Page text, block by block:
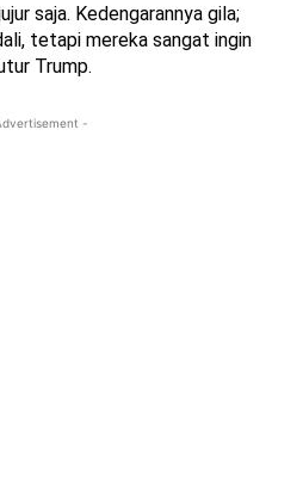
saja. Kedengarannya gila;
tetapi mereka sangat ingin
Trump.
-